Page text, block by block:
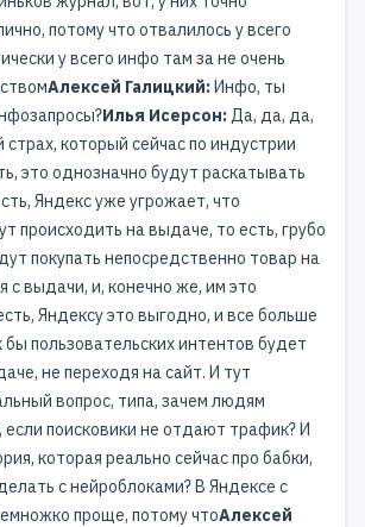
потому что отвалилось у всего
у всего инфо там за не очень
Алексей Галицкий:Инфо, ты
Илья Исерсон:Да, да, да,
который сейчас по индустрии
это однозначно будут раскатывать
Яндекс уже угрожает, что
происходить на выдаче, то есть, грубо
покупать непосредственно товар на
с выдачи, и, конечно же, им это
Яндексу это выгодно, и все больше
бы пользовательских интентов будет
не переходя на сайт. И тут
вопрос, типа, зачем людям
если поисковики не отдают трафик? И
которая реально сейчас про бабки,
с нейроблоками? В Яндексе с
проще, потому чтоАлексей